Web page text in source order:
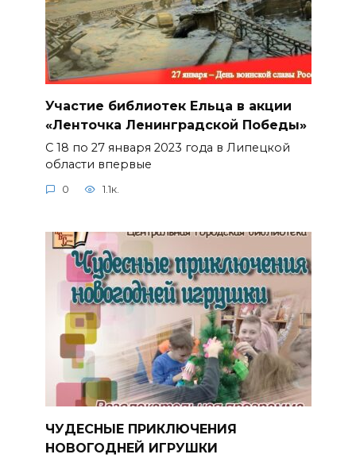
Участие библиотек Ельца в акции
«Ленточка Ленинградской Победы»
С 18 по 27 января 2023 года в Липецкой
области впервые
0 1.1к.
ЧУДЕСНЫЕ ПРИКЛЮЧЕНИЯ
НОВОГОДНЕЙ ИГРУШКИ